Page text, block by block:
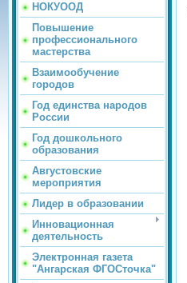
НОКУООД
Повышение
профессионального
мастерства
Взаимообучение
городов
Год единства народов
России
Год дошкольного
образования
Августовские
мероприятия
Лидер в образовании
Инновационная
деятельность
Электронная газета
"Ангарская ФГОСточка"